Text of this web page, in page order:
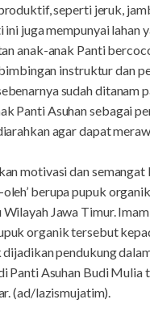
seperti jeruk,
ini juga mempunyai lahan
anak-anak Panti
instruktur dan
sudah ditanam
Panti Asuhan sebagai
agar dapat
motivasi dan semangat
oleh’ berupa pupuk
Jawa Timur.
organik tersebut
pendukung
Panti Asuhan Budi Mulia
(ad/lazismujatim).